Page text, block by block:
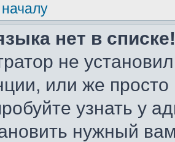
нет в списке!
не
или же
узнать у
нужный